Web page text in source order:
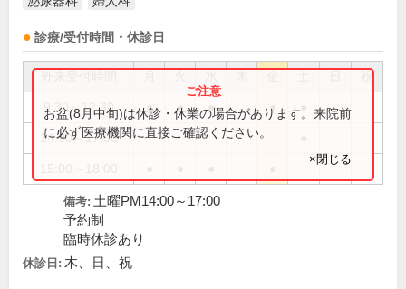
診療/受付時間・休診日
祝
9:30～12:30 ● ● ● ●
14:00～17:00
お盆(8月中旬)は休診・休業の場合があります。来院前
に必ず医療機関に直接ご確認ください。
×閉じる
備考: 土曜PM14:00～17:00
予約制
臨時休診あり
休診日: 木、日、祝